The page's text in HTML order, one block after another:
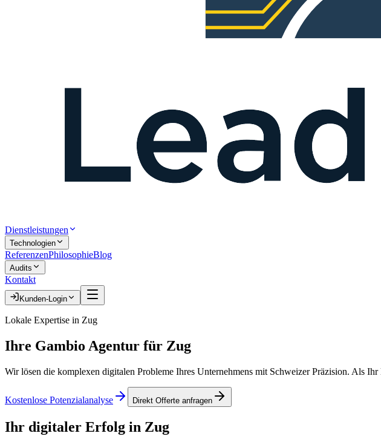
Dienstleistungen
Technologien
ReferenzenPhilosophieBlog
Audits
Kontakt
Kunden-Login
Lokale Expertise in Zug
Ihre Gambio Agentur für Zug
Wir lösen die komplexen digitalen Probleme Ihres Unternehmens mit Schweizer Präzision. Als
Kostenlose Potenzialanalyse Direkt Offerte anfragen
Ihr digitaler Erfolg in Zug